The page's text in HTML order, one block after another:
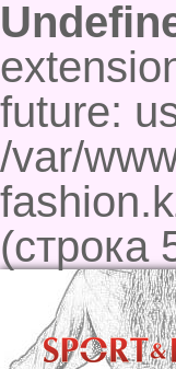
future:
/var/
(строка